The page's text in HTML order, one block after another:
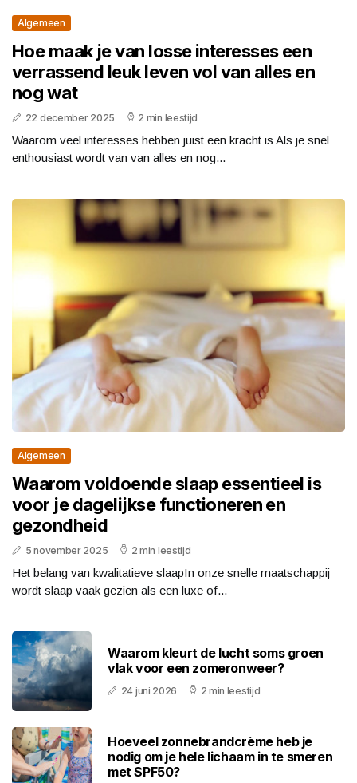
Algemeen
Hoe maak je van losse interesses een
verrassend leuk leven vol van alles en
nog wat
22 december 2025 2 min leestijd
Waarom veel interesses hebben juist een kracht is Als je snel
enthousiast wordt van van alles en nog...
Algemeen
Waarom voldoende slaap essentieel is
voor je dagelijkse functioneren en
gezondheid
5 november 2025 2 min leestijd
Het belang van kwalitatieve slaapIn onze snelle maatschappij
wordt slaap vaak gezien als een luxe of...
Waarom kleurt de lucht soms groen
vlak voor een zomeronweer?
24 juni 2026 2 min leestijd
Hoeveel zonnebrandcrème heb je
nodig om je hele lichaam in te smeren
met SPF50?